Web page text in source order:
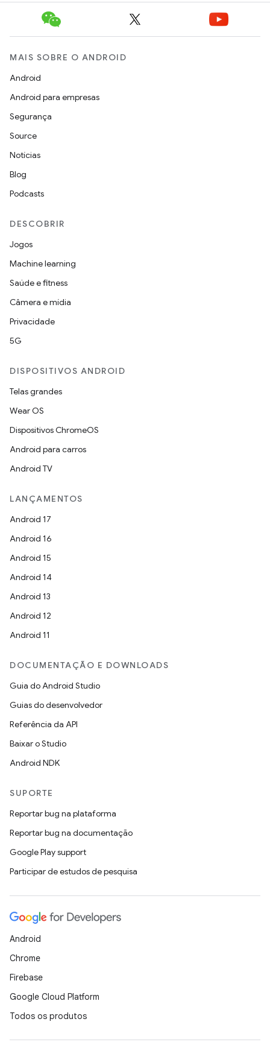
MAIS SOBRE O ANDROID
Android
Android para empresas
Segurança
Source
Notícias
Blog
Podcasts
DESCOBRIR
Jogos
Machine learning
Saúde e fitness
Câmera e mídia
Privacidade
5G
DISPOSITIVOS ANDROID
Telas grandes
Wear OS
Dispositivos ChromeOS
Android para carros
Android TV
LANÇAMENTOS
Android 17
Android 16
Android 15
Android 14
Android 13
Android 12
Android 11
DOCUMENTAÇÃO E DOWNLOADS
Guia do Android Studio
Guias do desenvolvedor
Referência da API
Baixar o Studio
Android NDK
SUPORTE
Reportar bug na plataforma
Reportar bug na documentação
Google Play support
Participar de estudos de pesquisa
Android
Chrome
Firebase
Google Cloud Platform
Todos os produtos